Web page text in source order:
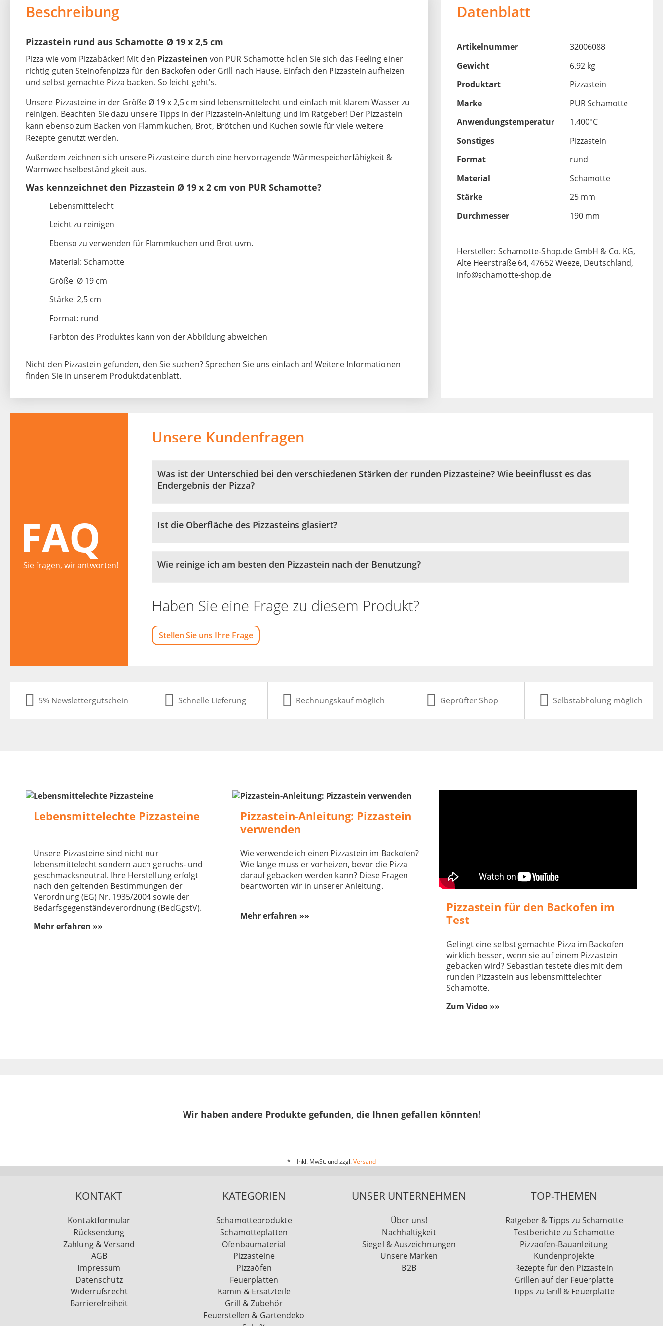
Lebensmittelechte Pizzasteine
Unsere Pizzasteine sind nicht nur
lebensmittelecht sondern auch geruchs- und
geschmacksneutral. Ihre Herstellung erfolgt
nach den geltenden Bestimmungen der
Verordnung (EG) Nr. 1935/2004 sowie der
Bedarfsgegenständeverordnung (BedGgstV).
Mehr erfahren »»
Pizzastein-Anleitung: Pizzastein
verwenden
Wie verwende ich einen Pizzastein im Backofen?
Wie lange muss er vorheizen, bevor die Pizza
darauf gebacken werden kann? Diese Fragen
beantworten wir in unserer Anleitung.
Mehr erfahren »»
Pizzastein für den Backofen im
Test
Gelingt eine selbst gemachte Pizza im Backofen
wirklich besser, wenn sie auf einem Pizzastein
gebacken wird? Sebastian testete dies mit dem
runden Pizzastein aus lebensmittelechter
Schamotte.
Zum Video »»
Beschreibung
Pizzastein rund aus Schamotte Ø 19 x 2,5 cm
Pizza wie vom Pizzabäcker! Mit den Pizzasteinen von PUR Schamotte holen Sie sich das Feeling einer
richtig guten Steinofenpizza für den Backofen oder Grill nach Hause. Einfach den Pizzastein aufheizen
und selbst gemachte Pizza backen. So leicht geht's.
Unsere Pizzasteine in der Größe Ø 19 x 2,5 cm sind lebensmittelecht und einfach mit klarem Wasser zu
reinigen. Beachten Sie dazu unsere Tipps in der Pizzastein-Anleitung und im Ratgeber! Der Pizzastein
kann ebenso zum Backen von Flammkuchen, Brot, Brötchen und Kuchen sowie für viele weitere
Rezepte genutzt werden.
Außerdem zeichnen sich unsere Pizzasteine durch eine hervorragende Wärmespeicherfähigkeit &
Warmwechselbeständigkeit aus.
Was kennzeichnet den Pizzastein Ø 19 x 2 cm von PUR Schamotte?
Lebensmittelecht
Leicht zu reinigen
Ebenso zu verwenden für Flammkuchen und Brot uvm.
Material: Schamotte
Größe: Ø 19 cm
Stärke: 2,5 cm
Format: rund
Farbton des Produktes kann von der Abbildung abweichen
Nicht den Pizzastein gefunden, den Sie suchen? Sprechen Sie uns einfach an! Weitere Informationen
finden Sie in unserem Produktdatenblatt.
Datenblatt
Artikelnummer
32006088
Gewicht
6.92 kg
Produktart
Pizzastein
Marke
PUR Schamotte
Anwendungstemperatur
1.400°C
Sonstiges
Pizzastein
Format
rund
Material
Schamotte
Stärke
25 mm
Durchmesser
190 mm
Hersteller: Schamotte-Shop.de GmbH & Co. KG,
Alte Heerstraße 64, 47652 Weeze, Deutschland,
info@schamotte-shop.de
FAQ
Sie fragen, wir antworten!
Unsere Kundenfragen
Was ist der Unterschied bei den verschiedenen Stärken der runden Pizzasteine? Wie beeinflusst es das
Endergebnis der Pizza?
Ist die Oberfläche des Pizzasteins glasiert?
Wie reinige ich am besten den Pizzastein nach der Benutzung?
Haben Sie eine Frage zu diesem Produkt?
Stellen Sie uns Ihre Frage
5% Newslettergutschein Schnelle Lieferung Rechnungskauf möglich Geprüfter Shop Selbstabholung möglich
Wir haben andere Produkte gefunden, die Ihnen gefallen könnten!
* = Inkl. MwSt. und zzgl.Versand
KONTAKT
Kontaktformular
Rücksendung
Zahlung & Versand
AGB
Impressum
Datenschutz
Widerrufsrecht
Barrierefreiheit
KATEGORIEN
Schamotteprodukte
Schamotteplatten
Ofenbaumaterial
Pizzasteine
Pizzaöfen
Feuerplatten
Kamin & Ersatzteile
Grill & Zubehör
Feuerstellen & Gartendeko
UNSER UNTERNEHMEN
Über uns!
Nachhaltigkeit
Siegel & Auszeichnungen
Unsere Marken
B2B
TOP-THEMEN
Ratgeber & Tipps zu Schamotte
Testberichte zu Schamotte
Pizzaofen-Bauanleitung
Kundenprojekte
Rezepte für den Pizzastein
Grillen auf der Feuerplatte
Tipps zu Grill & Feuerplatte